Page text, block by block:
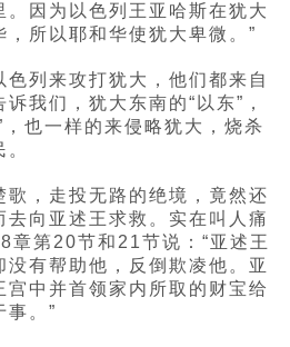
因为以色列王亚哈斯在犹大
所以耶和华使犹大卑微。”
色列来攻打犹大，他们都来自
我们，犹大东南的“以东”，
也一样的来侵略犹大，烧杀
歌，走投无路的绝境，竟然还
向亚述王求救。实在叫人痛
章第20节和21节说：“亚述王
有帮助他，反倒欺凌他。亚
宫中并首领家内所取的财宝给
事。”